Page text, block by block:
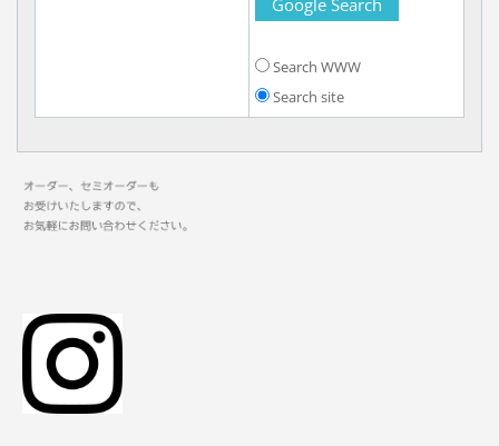
Search WWW
Search site